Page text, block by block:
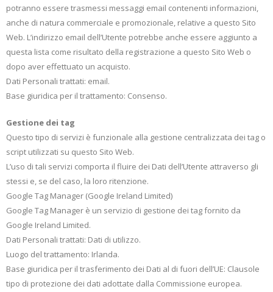
potranno essere trasmessi messaggi email contenenti informazioni,
anche di natura commerciale e promozionale, relative a questo Sito
Web. L’indirizzo email dell’Utente potrebbe anche essere aggiunto a
questa lista come risultato della registrazione a questo Sito Web o
dopo aver effettuato un acquisto.
Dati Personali trattati: email.
Base giuridica per il trattamento: Consenso.
Gestione dei tag
Questo tipo di servizi è funzionale alla gestione centralizzata dei tag o
script utilizzati su questo Sito Web.
L’uso di tali servizi comporta il fluire dei Dati dell’Utente attraverso gli
stessi e, se del caso, la loro ritenzione.
Google Tag Manager (Google Ireland Limited)
Google Tag Manager è un servizio di gestione dei tag fornito da
Google Ireland Limited.
Dati Personali trattati: Dati di utilizzo.
Luogo del trattamento: Irlanda.
Base giuridica per il trasferimento dei Dati al di fuori dell’UE: Clausole
tipo di protezione dei dati adottate dalla Commissione europea.